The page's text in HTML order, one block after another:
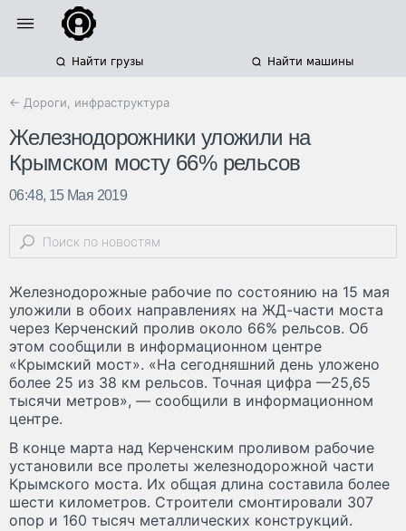
Найти грузы Найти машины
← Дороги, инфраструктура
Железнодорожники уложили на
Крымском мосту 66% рельсов
06:48, 15 Мая 2019
Железнодорожные рабочие по состоянию на 15 мая
уложили в обоих направлениях на ЖД-части моста
через Керченский пролив около 66% рельсов. Об
этом сообщили в информационном центре
«Крымский мост». «На сегодняшний день уложено
более 25 из 38 км рельсов. Точная цифра —25,65
тысячи метров», — сообщили в информационном
центре.
В конце марта над Керченским проливом рабочие
установили все пролеты железнодорожной части
Крымского моста. Их общая длина составила более
шести километров. Строители смонтировали 307
опор и 160 тысяч металлических конструкций.